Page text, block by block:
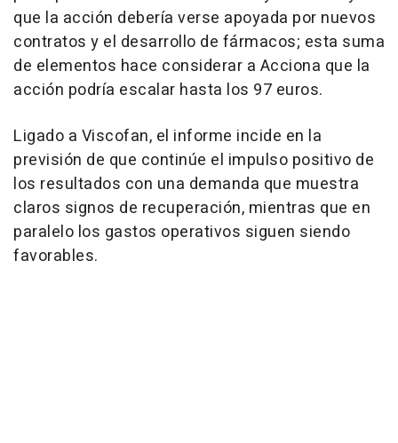
que la acción debería verse apoyada por nuevos
contratos y el desarrollo de fármacos; esta suma
de elementos hace considerar a Acciona que la
acción podría escalar hasta los 97 euros.
Ligado a Viscofan, el informe incide en la
previsión de que continúe el impulso positivo de
los resultados con una demanda que muestra
claros signos de recuperación, mientras que en
paralelo los gastos operativos siguen siendo
favorables.